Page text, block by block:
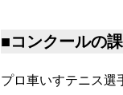
■コンクールの
プロ車いすテニス選